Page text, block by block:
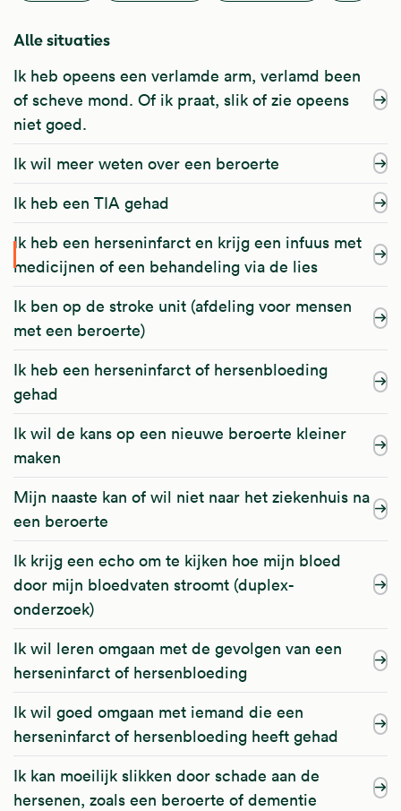
Alle situaties
Ik heb opeens een verlamde arm, verlamd been
of scheve mond. Of ik praat, slik of zie opeens
niet goed.
Ik wil meer weten over een beroerte
Ik heb een TIA gehad
Ik heb een herseninfarct en krijg een infuus met
medicijnen of een behandeling via de lies
Ik ben op de stroke unit (afdeling voor mensen
met een beroerte)
Ik heb een herseninfarct of hersenbloeding
gehad
Ik wil de kans op een nieuwe beroerte kleiner
maken
Mijn naaste kan of wil niet naar het ziekenhuis na
een beroerte
Ik krijg een echo om te kijken hoe mijn bloed
door mijn bloedvaten stroomt (duplex-
onderzoek)
Ik wil leren omgaan met de gevolgen van een
herseninfarct of hersenbloeding
Ik wil goed omgaan met iemand die een
herseninfarct of hersenbloeding heeft gehad
Ik kan moeilijk slikken door schade aan de
hersenen, zoals een beroerte of dementie